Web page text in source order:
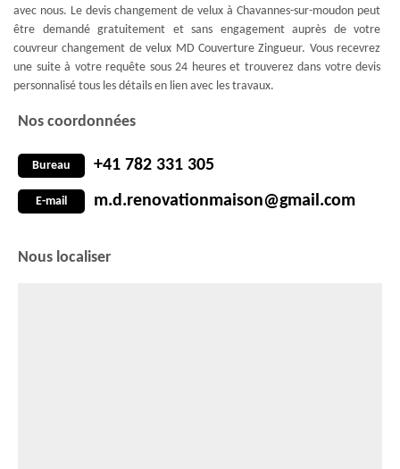
avec nous. Le devis changement de velux à Chavannes-sur-moudon peut
être demandé gratuitement et sans engagement auprès de votre
couvreur changement de velux MD Couverture Zingueur. Vous recevrez
une suite à votre requête sous 24 heures et trouverez dans votre devis
personnalisé tous les détails en lien avec les travaux.
Nos coordonnées
Bureau +41 782 331 305
E-mail m.d.renovationmaison@gmail.com
Nous localiser